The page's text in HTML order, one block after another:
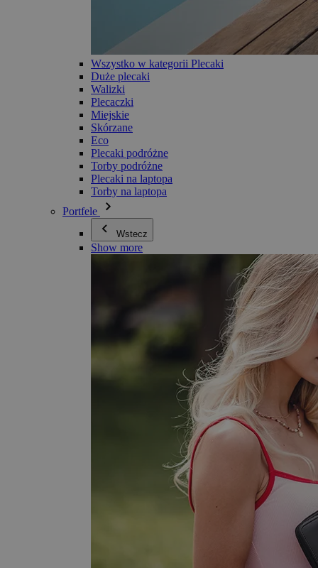
Wszystko w kategorii Plecaki
Duże plecaki
Walizki
Plecaczki
Miejskie
Skórzane
Eco
Plecaki podróżne
Torby podróżne
Plecaki na laptopa
Torby na laptopa
Portfele
Wstecz
Show more